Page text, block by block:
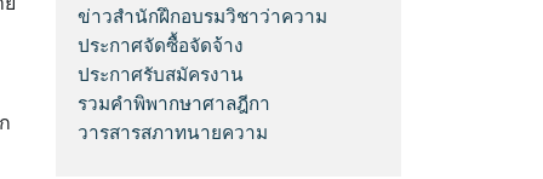
ข่าวสำนักฝึกอบรมวิชาว่าความ
ประกาศจัดซื้อจัดจ้าง
ประกาศรับสมัครงาน
รวมคำพิพากษาศาลฎีกา
วารสารสภาทนายความ